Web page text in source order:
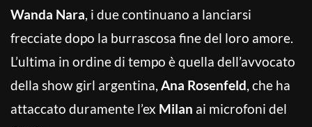
Wanda Nara, i due continuano a lanciarsi
frecciate dopo la burrascosa fine del loro amore.
L’ultima in ordine di tempo è quella dell’avvocato
della show girl argentina, Ana Rosenfeld, che ha
attaccato duramente l’ex Milan ai microfoni del